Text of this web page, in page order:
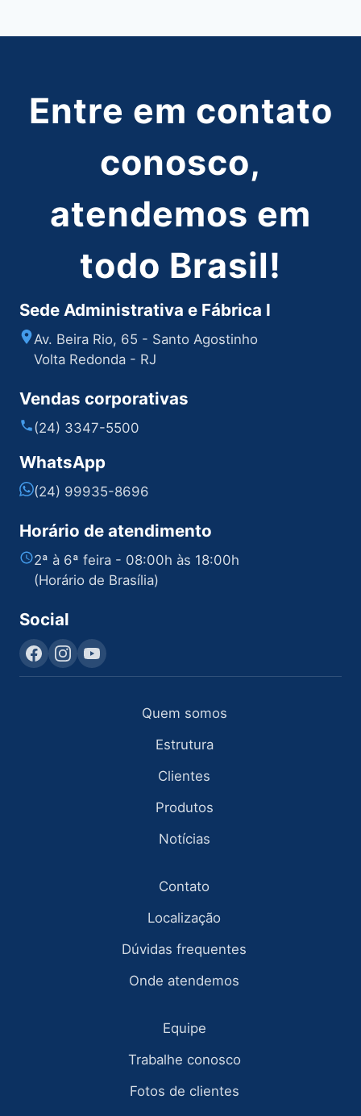
Entre em contato
conosco,
atendemos em
todo Brasil!
Sede Administrativa e Fábrica I
Av. Beira Rio, 65 - Santo Agostinho
Volta Redonda - RJ
Vendas corporativas
(24) 3347-5500
WhatsApp
(24) 99935-8696
Horário de atendimento
2ª à 6ª feira - 08:00h às 18:00h
(Horário de Brasília)
Social
Quem somos
Estrutura
Clientes
Produtos
Notícias
Contato
Localização
Dúvidas frequentes
Onde atendemos
Equipe
Trabalhe conosco
Fotos de clientes